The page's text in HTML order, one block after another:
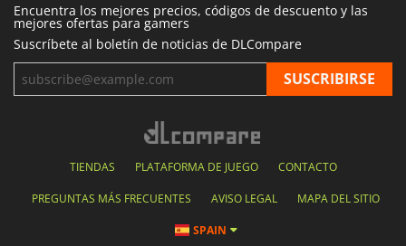
Encuentra los mejores precios, códigos de descuento y las
mejores ofertas para gamers
Suscríbete al boletín de noticias de DLCompare
TIENDAS PLATAFORMA DE JUEGO CONTACTO
PREGUNTAS MÁS FRECUENTES AVISO LEGAL MAPA DEL SITIO
SPAIN